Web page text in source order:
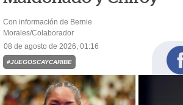
Con información de Bernie
Morales/Colaborador
08 de agosto de 2026, 01:16
#JUEGOSCAYCARIBE